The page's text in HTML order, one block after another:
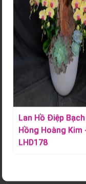
Mã sản phẩm:
Liên hệ ngay Hoa
gửi đến những
Chi tiết sản
⭐Giao hoa hỏa
⭐Gửi hình trước
Lan Hồ Điệp Bạch
Hồng Hoàng Kim
LHD178